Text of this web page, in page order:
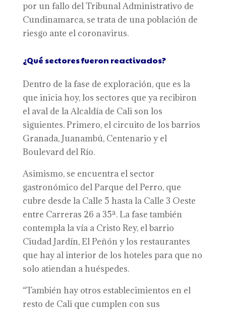
por un fallo del Tribunal Administrativo de
Cundinamarca, se trata de una población de
riesgo ante el coronavirus.
¿Qué sectores fueron reactivados?
Dentro de la fase de exploración, que es la
que inicia hoy, los sectores que ya recibiron
el aval de la Alcaldía de Cali son los
siguientes. Primero, el circuito de los barrios
Granada, Juanambú, Centenario y el
Boulevard del Río.
Asimismo, se encuentra el sector
gastronómico del Parque del Perro, que
cubre desde la Calle 5 hasta la Calle 3 Oeste
entre Carreras 26 a 35ª. La fase también
contempla la vía a Cristo Rey, el barrio
Ciudad Jardín, El Peñón y los restaurantes
que hay al interior de los hoteles para que no
solo atiendan a huéspedes.
“También hay otros establecimientos en el
resto de Cali que cumplen con sus